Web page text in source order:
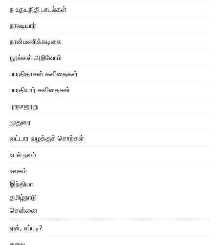
ந உதயநிதி பாடல்கள்
நாலடியார்
நான்மணிக்கடிகை
நூல்கள் அறிவோம்
பாரதிதாசன் கவிதைகள்
பாரதியார் கவிதைகள்
புறநானூறு
மூதுரை
வட்டார வழக்குச் சொற்கள்
உடல் நலம்
உலகம்
இந்தியா
தமிழ்நாடு
சென்னை
ஏன், எப்படி?